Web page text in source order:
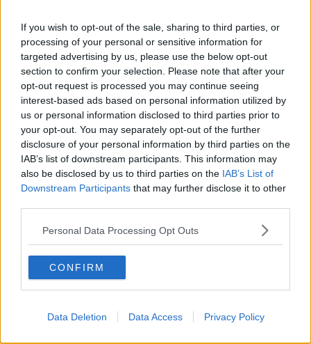
If you wish to opt-out of the sale, sharing to third parties, or
processing of your personal or sensitive information for
targeted advertising by us, please use the below opt-out
section to confirm your selection. Please note that after your
opt-out request is processed you may continue seeing
interest-based ads based on personal information utilized by
us or personal information disclosed to third parties prior to
your opt-out. You may separately opt-out of the further
disclosure of your personal information by third parties on the
IAB’s list of downstream participants. This information may
also be disclosed by us to third parties on the IAB’s List of
Downstream Participants that may further disclose it to other
Personal Data Processing Opt Outs
CONFIRM
Data Deletion Data Access Privacy Policy